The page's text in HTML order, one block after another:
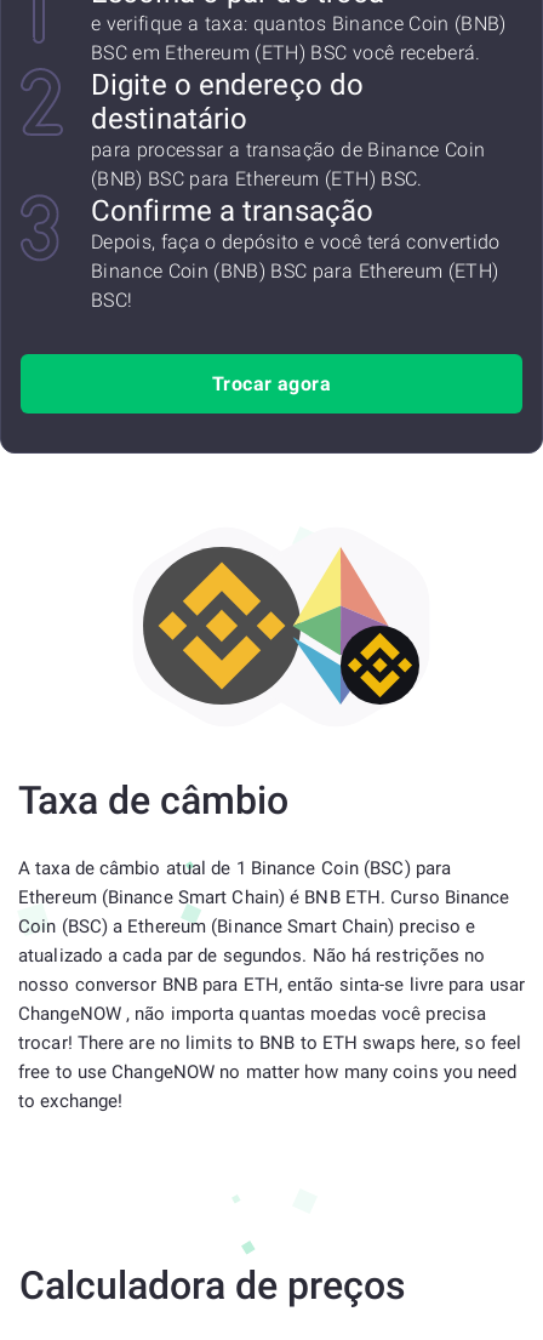
e verifique a taxa: quantos Binance Coin (BNB)
BSC em Ethereum (ETH) BSC você receberá.
Digite o endereço do
destinatário
para processar a transação de Binance Coin
(BNB) BSC para Ethereum (ETH) BSC.
Confirme a transação
Depois, faça o depósito e você terá convertido
Binance Coin (BNB) BSC para Ethereum (ETH)
BSC!
Trocar agora
Taxa de câmbio
A taxa de câmbio atual de 1 Binance Coin (BSC) para
Ethereum (Binance Smart Chain) é BNB ETH. Curso Binance
Coin (BSC) a Ethereum (Binance Smart Chain) preciso e
atualizado a cada par de segundos. Não há restrições no
nosso conversor BNB para ETH, então sinta-se livre para usar
ChangeNOW , não importa quantas moedas você precisa
trocar! There are no limits to BNB to ETH swaps here, so feel
free to use ChangeNOW no matter how many coins you need
to exchange!
Calculadora de preços